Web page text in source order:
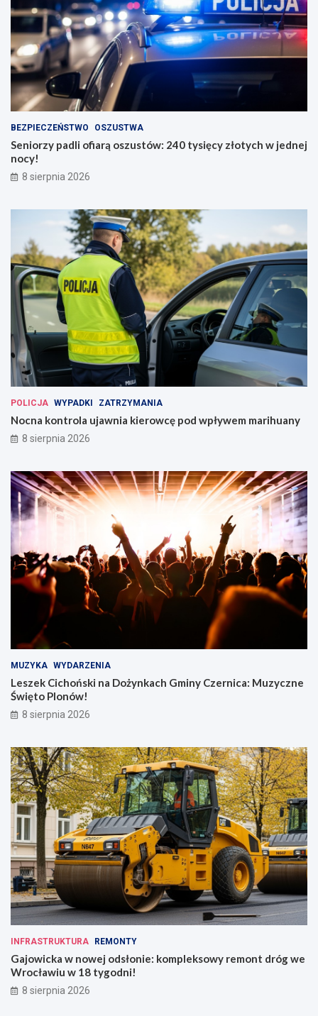
BEZPIECZEŃSTWO OSZUSTWA
Seniorzy padli ofiarą oszustów: 240 tysięcy złotych w jednej
nocy!
8 sierpnia 2026
POLICJA WYPADKI ZATRZYMANIA
Nocna kontrola ujawnia kierowcę pod wpływem marihuany
8 sierpnia 2026
MUZYKA WYDARZENIA
Leszek Cichoński na Dożynkach Gminy Czernica: Muzyczne
Święto Plonów!
8 sierpnia 2026
INFRASTRUKTURA REMONTY
Gajowicka w nowej odsłonie: kompleksowy remont dróg we
Wrocławiu w 18 tygodni!
8 sierpnia 2026